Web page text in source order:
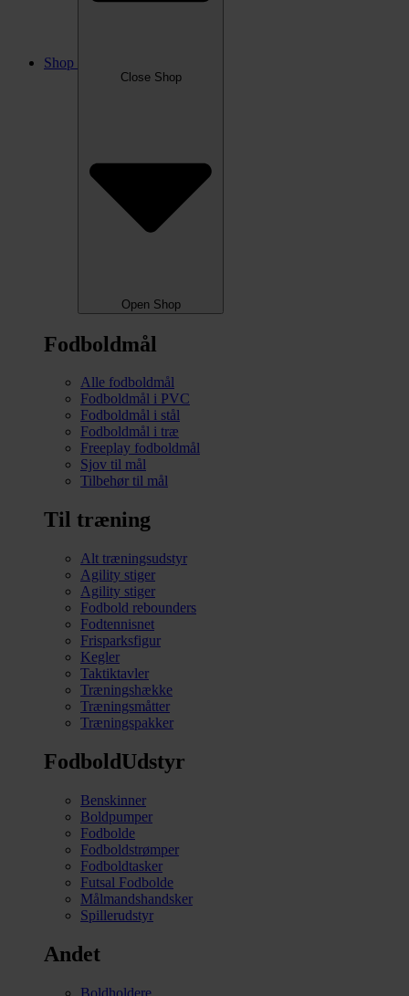
Shop
Close Shop
Open Shop
Fodboldmål
Alle fodboldmål
Fodboldmål i PVC
Fodboldmål i stål
Fodboldmål i træ
Freeplay fodboldmål
Sjov til mål
Tilbehør til mål
Til træning
Alt træningsudstyr
Agility stiger
Agility stiger
Fodbold rebounders
Fodtennisnet
Frisparksfigur
Kegler
Taktiktavler
Træningshække
Træningsmåtter
Træningspakker
FodboldUdstyr
Benskinner
Boldpumper
Fodbolde
Fodboldstrømper
Fodboldtasker
Futsal Fodbolde
Målmandshandsker
Spillerudstyr
Andet
Boldholdere